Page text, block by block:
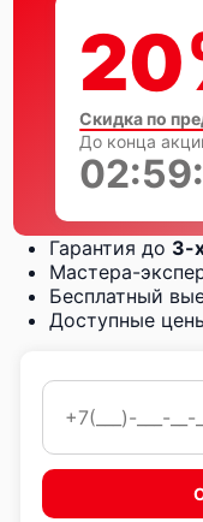
Гарантия до 3-
Мастера-
Бесплатный
Доступные
Скидка по
До конца